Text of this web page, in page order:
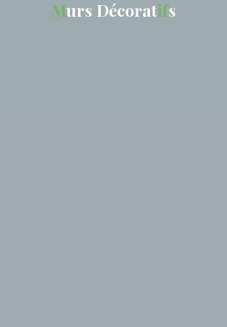
Murs Décoratifs